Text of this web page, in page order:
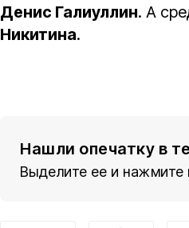
Денис Галиуллин. А
Никитина.
Нашли опечатку в
Выделите ее и нажмите